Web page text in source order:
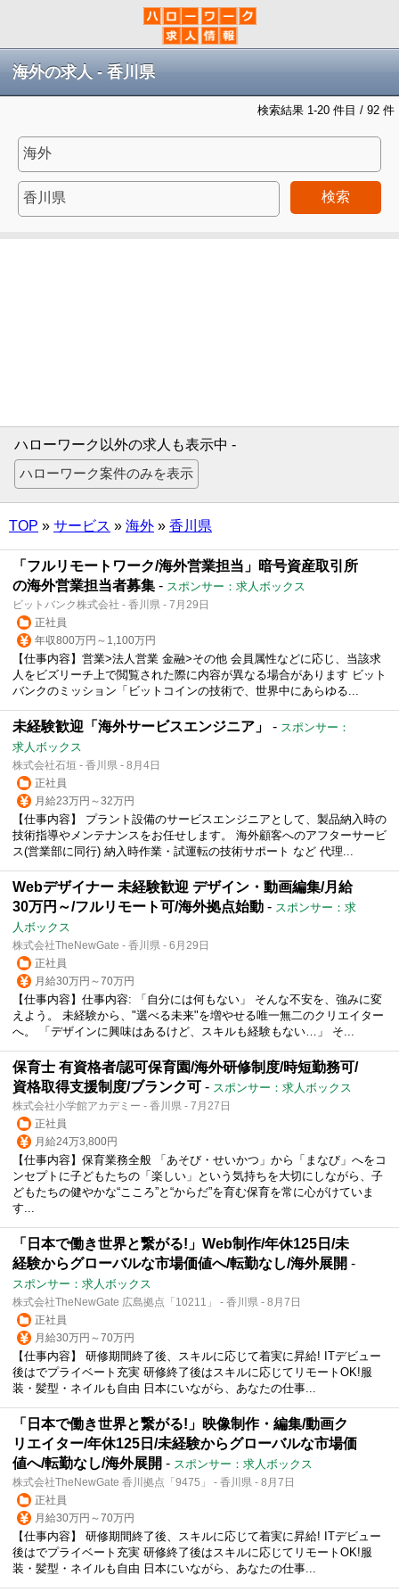
海外の求人 - 香川県
検索結果 1-20 件目 / 92 件
検索
ハローワーク以外の求人も表示中 -
TOP » サービス » 海外 » 香川県
「フルリモートワーク/海外営業担当」暗号資産取引所
の海外営業担当者募集 - スポンサー：求人ボックス
ビットバンク株式会社 - 香川県 - 7月29日
正社員
年収800万円～1,100万円
【仕事内容】営業>法人営業 金融>その他 会員属性などに応じ、当該求
人をビズリーチ上で閲覧された際に内容が異なる場合があります ビット
バンクのミッション「ビットコインの技術で、世界中にあらゆる...
未経験歓迎「海外サービスエンジニア」 - スポンサー：
求人ボックス
株式会社石垣 - 香川県 - 8月4日
正社員
月給23万円～32万円
【仕事内容】 プラント設備のサービスエンジニアとして、製品納入時の
技術指導やメンテナンスをお任せします。 海外顧客へのアフターサービ
ス(営業部に同行) 納入時作業・試運転の技術サポート など 代理...
Webデザイナー 未経験歓迎 デザイン・動画編集/月給
30万円～/フルリモート可/海外拠点始動 - スポンサー：求
人ボックス
株式会社TheNewGate - 香川県 - 6月29日
正社員
月給30万円～70万円
【仕事内容】仕事内容: 「自分には何もない」 そんな不安を、強みに変
えよう。 未経験から、"選べる未来"を増やせる唯一無二のクリエイター
へ。 「デザインに興味はあるけど、スキルも経験もない…」 そ...
保育士 有資格者/認可保育園/海外研修制度/時短勤務可/
資格取得支援制度/ブランク可 - スポンサー：求人ボックス
株式会社小学館アカデミー - 香川県 - 7月27日
正社員
月給24万3,800円
【仕事内容】保育業務全般 「あそび・せいかつ」から「まなび」へをコ
ンセプトに子どもたちの「楽しい」という気持ちを大切にしながら、子
どもたちの健やかな“こころ”と“からだ”を育む保育を常に心がけていま
す...
「日本で働き世界と繋がる!」Web制作/年休125日/未
経験からグローバルな市場価値へ/転勤なし/海外展開 -
スポンサー：求人ボックス
株式会社TheNewGate 広島拠点「10211」 - 香川県 - 8月7日
正社員
月給30万円～70万円
【仕事内容】 研修期間終了後、スキルに応じて着実に昇給! ITデビュー
後はでプライベート充実 研修終了後はスキルに応じてリモートOK!服
装・髪型・ネイルも自由 日本にいながら、あなたの仕事...
「日本で働き世界と繋がる!」映像制作・編集/動画ク
リエイター/年休125日/未経験からグローバルな市場価
値へ/転勤なし/海外展開 - スポンサー：求人ボックス
株式会社TheNewGate 香川拠点「9475」 - 香川県 - 8月7日
正社員
月給30万円～70万円
【仕事内容】 研修期間終了後、スキルに応じて着実に昇給! ITデビュー
後はでプライベート充実 研修終了後はスキルに応じてリモートOK!服
装・髪型・ネイルも自由 日本にいながら、あなたの仕事...